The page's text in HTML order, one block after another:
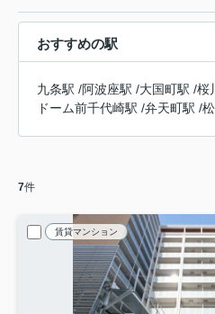
おすすめの駅
九条駅 /阿波座駅 /大国町駅 /桜
ドーム前千代崎駅 /弁天町駅 /
7件
賃貸マンション